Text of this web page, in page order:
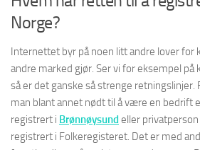
Norge?
Internettet byr på noen litt andre lover for
andre marked gjør. Ser vi for eksempel på
så er det ganske så strenge retningslinjer.
man blant annet nødt til å være en bedrift
registrert i Brønnøysundeller
registrert i Folkeregisteret. Det er med